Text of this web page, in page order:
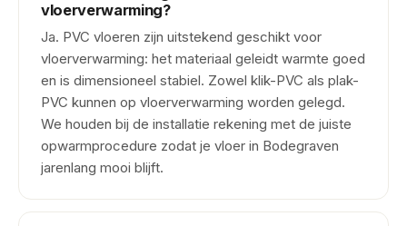
vloerverwarming?
Ja. PVC vloeren zijn uitstekend geschikt voor
vloerverwarming: het materiaal geleidt warmte goed
en is dimensioneel stabiel. Zowel klik-PVC als plak-
PVC kunnen op vloerverwarming worden gelegd.
We houden bij de installatie rekening met de juiste
opwarmprocedure zodat je vloer in Bodegraven
jarenlang mooi blijft.